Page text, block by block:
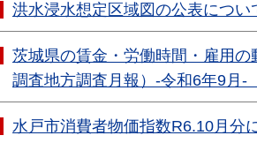
洪水浸水想定区域図の公表につい
茨城県の賃金・労働時間・雇用
調査地方調査月報）-令和6年9月-
水戸市消費者物価指数R6.10月分